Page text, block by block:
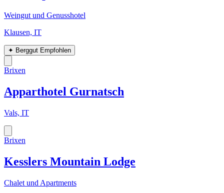
Weingut und Genusshotel
Klausen, IT
✦ Berggut Empfohlen
Brixen
Apparthotel Gurnatsch
Vals, IT
Brixen
Kesslers Mountain Lodge
Chalet und Apartments